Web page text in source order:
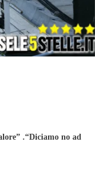
.“Diciamo no ad